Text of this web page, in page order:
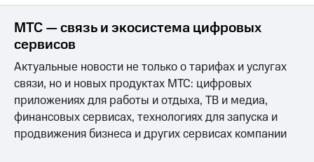
МТС — связь и экосистема цифровых
сервисов
Актуальные новости не только о тарифах и услугах
связи, но и новых продуктах МТС: цифровых
приложениях для работы и отдыха, ТВ и медиа,
финансовых сервисах, технологиях для запуска и
продвижения бизнеса и других сервисах компании